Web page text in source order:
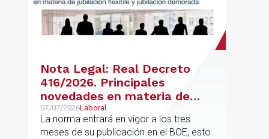
Nota Legal: Real Decreto
416/2026. Principales
novedades en materia de
jubilación flexible y jubilación
demorada
07/07/2026Laboral
La norma entrará en vigor a los tres
meses de su publicación en el BOE, esto